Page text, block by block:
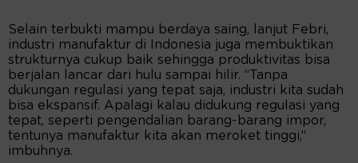
Selain terbukti mampu berdaya saing, lanjut Febri,
industri manufaktur di Indonesia juga membuktikan
strukturnya cukup baik sehingga produktivitas bisa
berjalan lancar dari hulu sampai hilir. “Tanpa
dukungan regulasi yang tepat saja, industri kita sudah
bisa ekspansif. Apalagi kalau didukung regulasi yang
tepat, seperti pengendalian barang-barang impor,
tentunya manufaktur kita akan meroket tinggi,”
imbuhnya.